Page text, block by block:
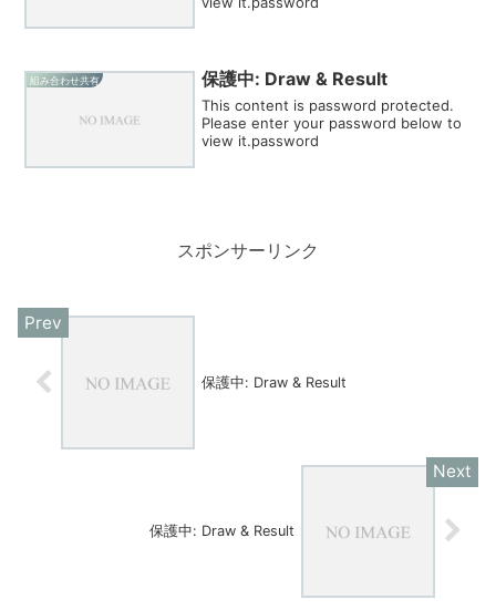
組み合わせ共有 保護中: Draw & Result
This content is password protected.
Please enter your password below to
view it.password
スポンサーリンク
保護中: Draw & Result
保護中: Draw & Result